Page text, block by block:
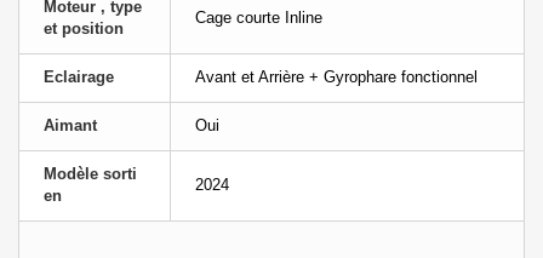
Moteur , type
et position
Cage courte Inline
Eclairage Avant et Arrière + Gyrophare fonctionnel
Aimant Oui
Modèle sorti
en
2024